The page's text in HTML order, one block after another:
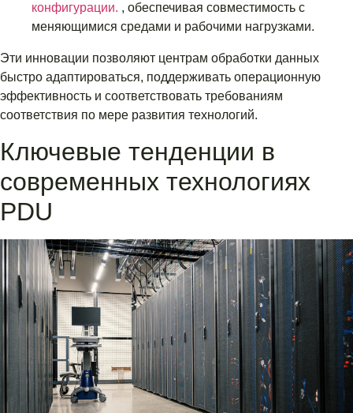
конфигурации. , обеспечивая совместимость с
меняющимися средами и рабочими нагрузками.
Эти инновации позволяют центрам обработки данных
быстро адаптироваться, поддерживать операционную
эффективность и соответствовать требованиям
соответствия по мере развития технологий.
Ключевые тенденции в
современных технологиях
PDU